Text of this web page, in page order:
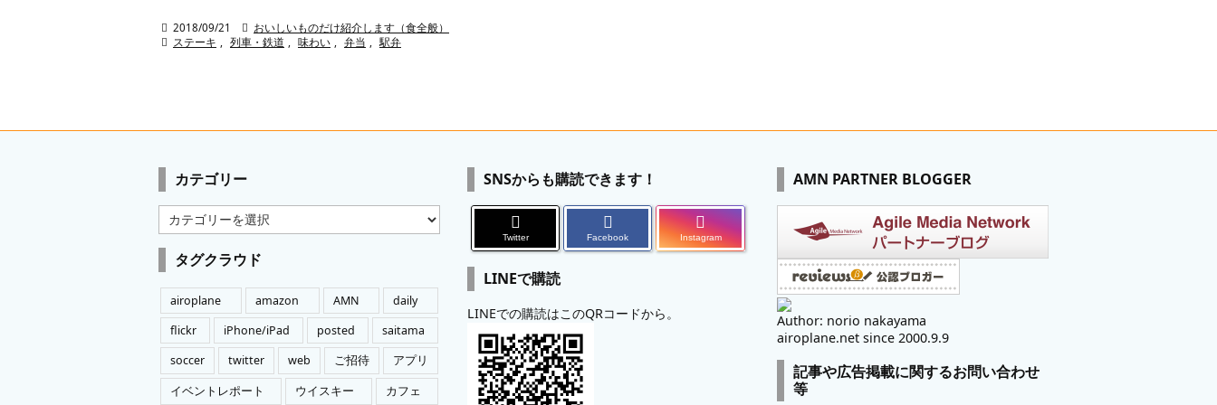
 2018/09/21  おいしいものだけ紹介します（食全般）
 ステーキ , 列車・鉄道 , 味わい , 弁当 , 駅弁
カテゴリー
カ
テ
ゴ
リ
ー
タグクラウド
airoplane amazon AMN
daily
flickr
iPhone/iPad posted
saitama
soccer
twitter web ご招待
アプリ
イベントレポート
ウイスキー カフェ
SNSからも購読できます！
Twitter Facebook Instagram
LINEで購読
LINEでの購読はこのQRコードから。
AMN PARTNER BLOGGER
Author: norio nakayama
airoplane.net since 2000.9.9
記事や広告掲載に関するお問い合わせ
等